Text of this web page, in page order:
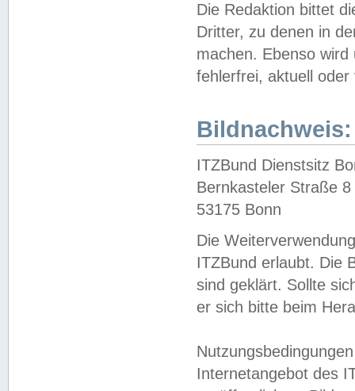
Die Redaktion bittet
Dritter, zu denen in
machen. Ebenso
fehlerfrei, aktuell oder
Bildnachweis:
ITZBund Dienstsitz
Bernkasteler Straße 8
53175 Bonn
Die
ITZBund erlaubt. Die
sind geklärt. Sollte
er sich bitte beim
Internetangebot des